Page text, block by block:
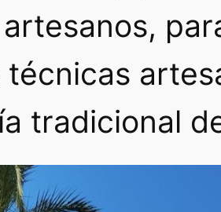
técnicas
tradicional